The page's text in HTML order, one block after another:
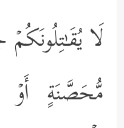
لَا
مُّحَصَّنَةٍ